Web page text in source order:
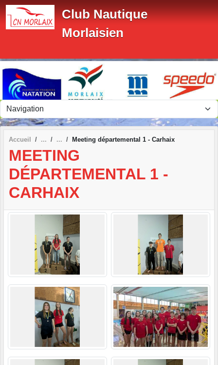
Club Nautique
Morlaisien
Accueil Meeting départemental 1 - Carhaix
MEETING
DÉPARTEMENTAL 1 -
CARHAIX
Panneau de gestion des cookies